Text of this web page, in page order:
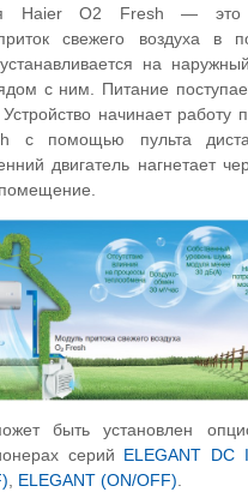
Haier O2 Fresh — это
свежего воздуха в
на
с ним. Питание
начинает работу
с помощью пульта
двигатель нагнетает
быть установлен
серий ELEGANT DC
ELEGANT (ON/OFF)